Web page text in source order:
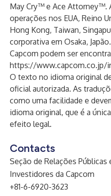
May Cry™ e Ace Attorney™.
operações nos EUA, Reino
Hong Kong, Taiwan,
corporativa em Osaka,
Capcom podem ser
https://www.capcom.co.jp/
O texto no idioma original
oficial autorizada. As
como uma facilidade e
idioma original, que é a
efeito legal.
Contacts
Seção de Relações Públicas
Investidores da Capcom
+81-6-6920-3623